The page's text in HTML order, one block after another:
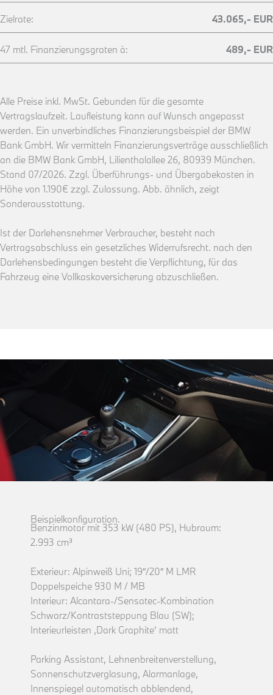
Zielrate: 43.065,- EUR
47 mtl. Finanzierungsgraten à: 489,- EUR
Alle Preise inkl. MwSt. Gebunden für die gesamte
Vertragslaufzeit. Laufleistung kann auf Wunsch angepasst
werden. Ein unverbindliches Finanzierungsbeispiel der BMW
Bank GmbH. Wir vermitteln Finanzierungsverträge ausschließlich
an die BMW Bank GmbH, Lilienthalallee 26, 80939 München.
Stand 07/2026. Zzgl. Überführungs- und Übergabekosten in
Höhe von 1.190€ zzgl. Zulassung. Abb. ähnlich, zeigt
Sonderausstattung.
Ist der Darlehensnehmer Verbraucher, besteht nach
Vertragsabschluss ein gesetzliches Widerrufsrecht. nach den
Darlehensbedingungen besteht die Verpflichtung, für das
Fahrzeug eine Vollkaskoversicherung abzuschließen.
Beispielkonfiguration.
Benzinmotor mit 353 kW (480 PS), Hubraum:
2.993 cm³
Exterieur: Alpinweiß Uni; 19″/20″ M LMR
Doppelspeiche 930 M / MB
Interieur: Alcantara-/Sensatec-Kombination
Schwarz/Kontraststeppung Blau (SW);
Interieurleisten ‚Dark Graphite‘ matt
Parking Assistant, Lehnenbreitenverstellung,
Sonnenschutzverglasung, Alarmanlage,
Innenspiegel automatisch abblendend,